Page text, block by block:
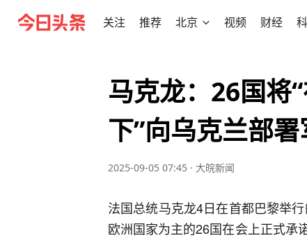
关注 推荐 北京 视频 财经
马克龙：26国将
下”向乌克兰部
2025-09-05 07:45 · 大皖新闻
法国总统马克龙4日在首都巴黎举
欧洲国家为主的26国在会上正式承